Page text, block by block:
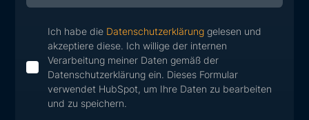
Ich habe die Datenschutzerklärung gelesen und
akzeptiere diese. Ich willige der internen
Verarbeitung meiner Daten gemäß der
Datenschutzerklärung ein. Dieses Formular
verwendet HubSpot, um Ihre Daten zu bearbeiten
und zu speichern.